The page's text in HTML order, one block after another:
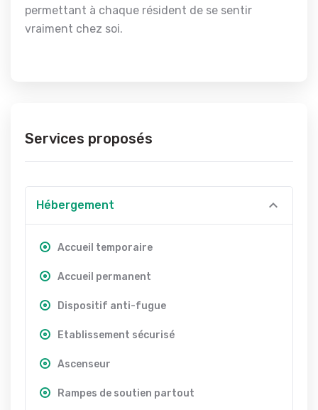
permettant à chaque résident de se sentir
vraiment chez soi.
Services proposés
Hébergement
Accueil temporaire
Accueil permanent
Dispositif anti-fugue
Etablissement sécurisé
Ascenseur
Rampes de soutien partout